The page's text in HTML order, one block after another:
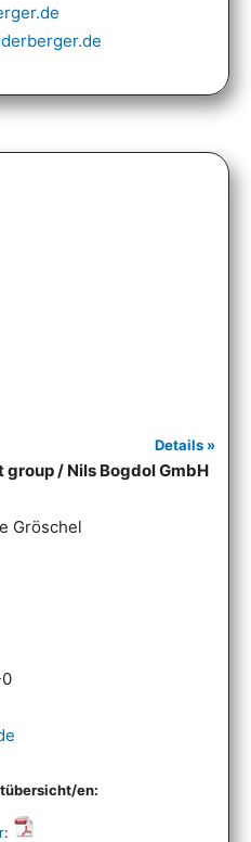
Details »
/ Nils Bogdol GmbH
en:
:
Gröschel